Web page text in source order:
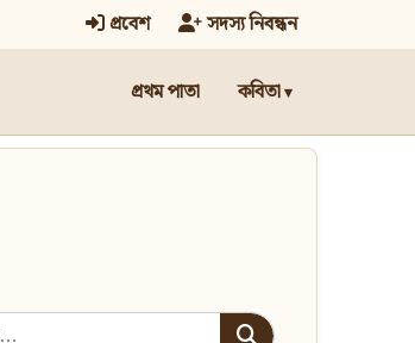
প্রবেশ সদস্য নিবন্ধন
প্রথম পাতা কবিতা